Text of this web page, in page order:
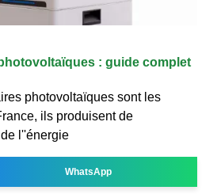
: guide complet
photovoltaïques sont les
ils produisent de
l''énergie
WhatsApp